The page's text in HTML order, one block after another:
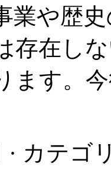
業や歴
存在し
ます。
· カテゴ